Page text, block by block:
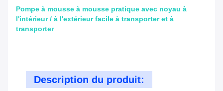
Pompe à mousse à mousse pratique avec noyau à
l'intérieur / à l'extérieur facile à transporter et à
transporter
Description du produit: